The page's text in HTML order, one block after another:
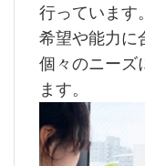
行っています
希望や能力に
個々のニーズ
ます。